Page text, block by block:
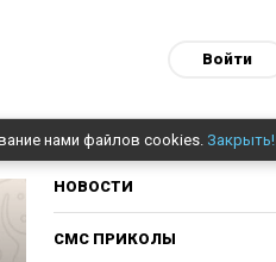
Войти
нами файлов cookies. Закрыть!
НОВОСТИ
СМС ПРИКОЛЫ